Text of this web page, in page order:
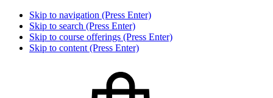
Skip to navigation (Press Enter)
Skip to search (Press Enter)
Skip to course offerings (Press Enter)
Skip to content (Press Enter)